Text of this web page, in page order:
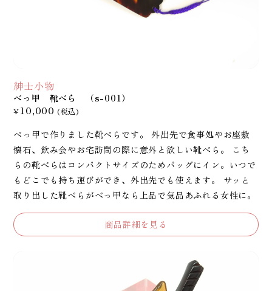
紳士小物
べっ甲 靴べら （s-001）
¥10,000 (税込)
べっ甲で作りました靴べらです。 外出先で食事処やお座敷
懐石、飲み会やお宅訪問の際に意外と欲しい靴べら。 こち
らの靴べらはコンパクトサイズのためバッグにイン。いつで
もどこでも持ち運びができ、外出先でも使えます。 サッと
取り出した靴べらがべっ甲なら上品で気品あふれる女性に。
商品詳細を見る